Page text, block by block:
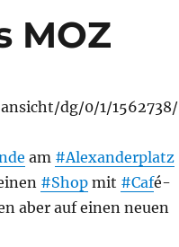
MOZ
dg/0/1/1562738/
am #Alexanderplatz
#Shopmit #Café-
aber auf einen neuen